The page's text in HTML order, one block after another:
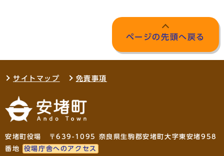
ページの先頭へ戻る
サイトマップ 免責事項
安堵町役場 〒639-1095 奈良県生駒郡安堵町大字東安堵958
番地
役場庁舎へのアクセス